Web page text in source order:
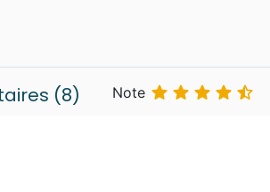
(8) Note     